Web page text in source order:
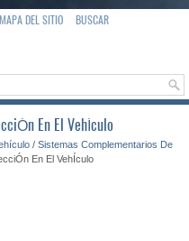
MAPA DEL SITIO BUSCAR
En El VehÍculo
/ Sistemas Complementarios De
En El VehÍculo